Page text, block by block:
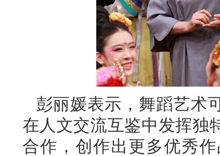
彭丽媛表示，舞蹈艺术
在人文交流互鉴中发挥独
合作，创作出更多优秀